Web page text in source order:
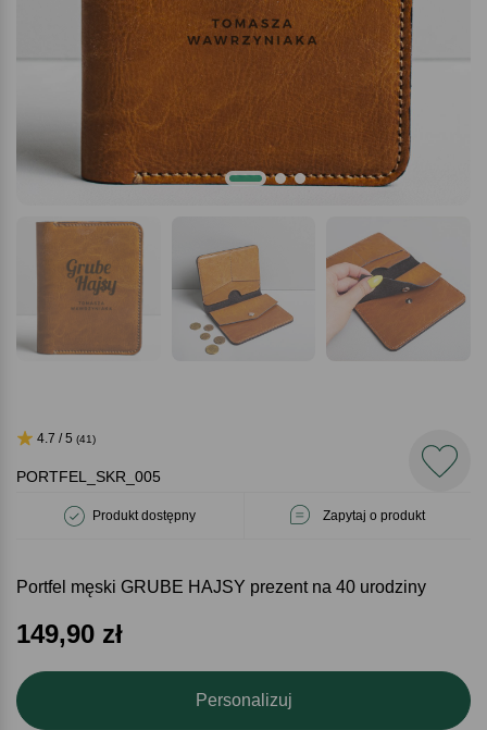
PORTFEL_SKR_005
Produkt dostępny Zapytaj o produkt
4.7 / 5 (41)
Portfel męski GRUBE HAJSY prezent na 40 urodziny
149,90 zł
Personalizuj